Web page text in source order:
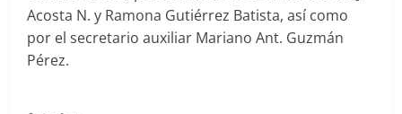
Acosta N. y Ramona Gutiérrez Batista, así como
por el secretario auxiliar Mariano Ant. Guzmán
Pérez.